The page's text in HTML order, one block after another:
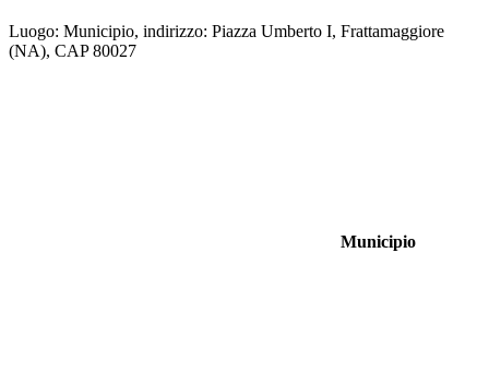
Luogo: Municipio, indirizzo: Piazza Umberto I, Frattamaggiore
(NA), CAP 80027
Municipio